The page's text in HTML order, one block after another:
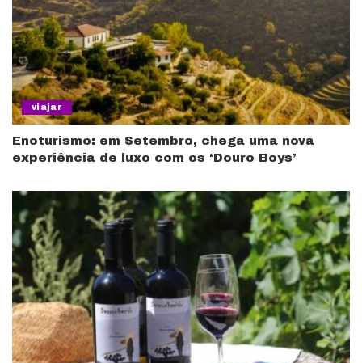
viajar
Enoturismo: em Setembro, chega uma nova
experiência de luxo com os ‘Douro Boys’